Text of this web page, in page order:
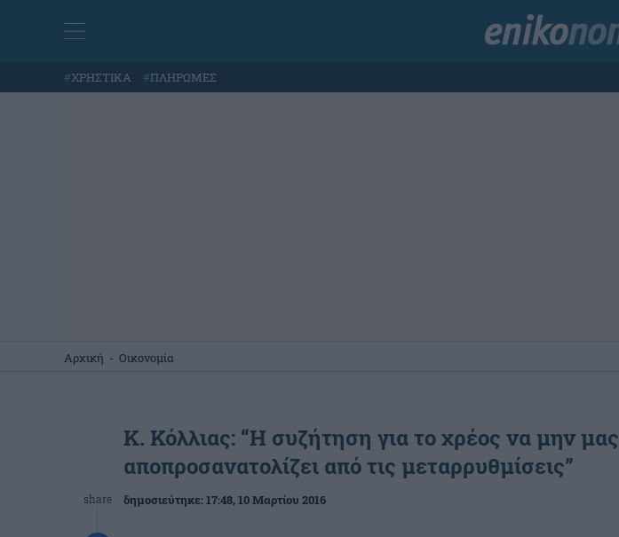
#ΧΡΗΣΤΙΚΑ #ΠΛΗΡΩΜΕΣ
Αρχική - Οικονομία
share
Κ. Κόλλιας: “Η συζήτηση για το χρέος να μην μας
αποπροσανατολίζει από τις μεταρρυθμίσεις”
δημοσιεύτηκε:17:48, 10 Μαρτίου 2016